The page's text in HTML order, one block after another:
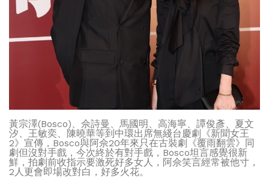
黃宗澤(Bosco)、佘詩曼、馬國明、高海寧、譚俊彥、夏文
汐、王敏奕、陳曉華等到中環出席無綫台慶劇《新聞女王
2》宣傳，Bosco與阿佘20年來只在古裝劇《覆雨翻雲》同
劇但沒對手戲，今次終於有對手戲，Bosco坦言感覺很新
鮮，拍劇前收指示要激死好多女人，阿佘笑言經常被他寸，
2人更會即場改對白，好多火花。